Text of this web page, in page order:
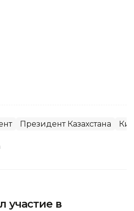
Президент Казахстана
участие в